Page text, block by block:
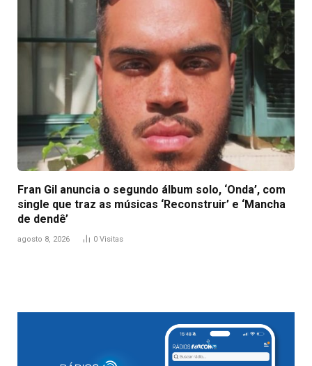
Fran Gil anuncia o segundo álbum solo, ‘Onda’, com
single que traz as músicas ‘Reconstruir’ e ‘Mancha
de dendê’
agosto 8, 2026 0 Visitas